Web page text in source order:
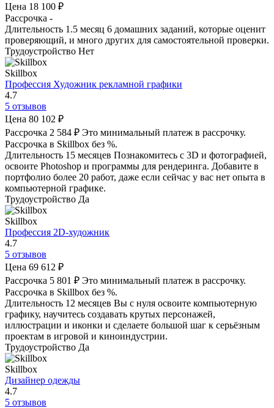
Цена 18 100 ₽
Рассрочка -
Длительность 1.5 месяц 6 домашних заданий, которые оценит
проверяющий, и много других для самостоятельной проверки.
Трудоустройство Нет
Skillbox
Профессия Художник рекламной графики
4.7
5 отзывов
Цена 80 102 ₽
Рассрочка 2 584 ₽ Это минимальный платеж в рассрочку.
Рассрочка в Skillbox без %.
Длительность 15 месяцев Познакомитесь с 3D и фотографией,
освоите Photoshop и программы для рендеринга. Добавите в
портфолио более 20 работ, даже если сейчас у вас нет опыта в
компьютерной графике.
Трудоустройство Да
Skillbox
Профессия 2D-художник
4.7
5 отзывов
Цена 69 612 ₽
Рассрочка 5 801 ₽ Это минимальный платеж в рассрочку.
Рассрочка в Skillbox без %.
Длительность 12 месяцев Вы с нуля освоите компьютерную
графику, научитесь создавать крутых персонажей,
иллюстрации и иконки и сделаете большой шаг к серьёзным
проектам в игровой и киноиндустрии.
Трудоустройство Да
Skillbox
Дизайнер одежды
4.7
5 отзывов